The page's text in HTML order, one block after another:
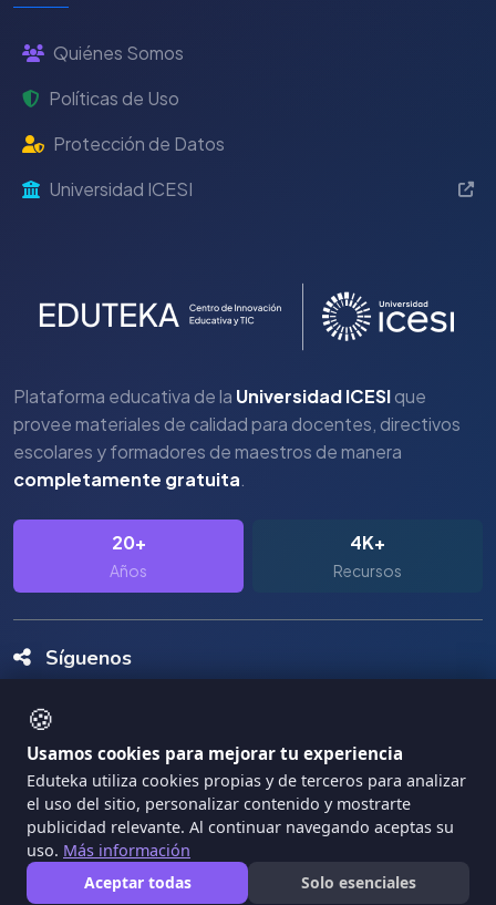
🍪
Usamos cookies para mejorar tu experiencia
Eduteka utiliza cookies propias y de terceros para analizar
el uso del sitio, personalizar contenido y mostrarte
publicidad relevante. Al continuar navegando aceptas su
uso. Más información
Aceptar todas
Solo esenciales
Quiénes Somos
Políticas de Uso
Protección de Datos
Universidad ICESI
Plataforma educativa de la Universidad ICESIque
provee materiales de calidad para docentes, directivos
escolares y formadores de maestros de manera
completamente gratuita.
20+
Años
4K+
Recursos
Síguenos
Copyright Eduteka 2001-2026 - Universidad ICESI
Términos de Servicio